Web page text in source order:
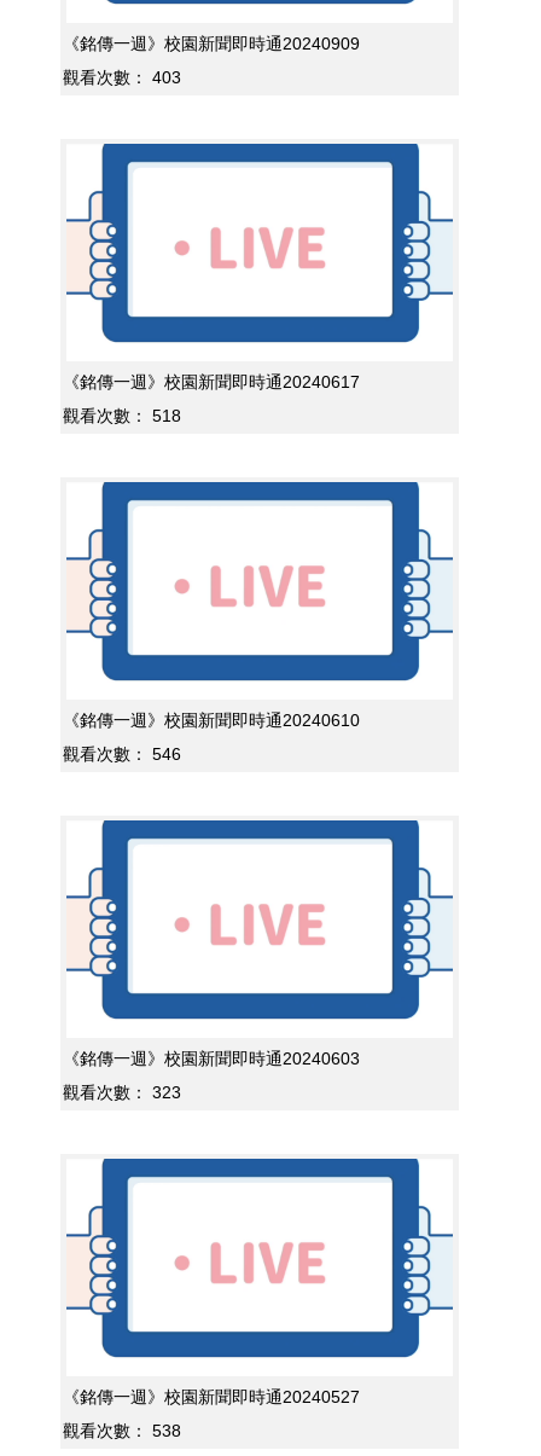
《銘傳一週》校園新聞即時通20240909
觀看次數：
403
《銘傳一週》校園新聞即時通20240617
觀看次數：
518
《銘傳一週》校園新聞即時通20240610
觀看次數：
546
《銘傳一週》校園新聞即時通20240603
觀看次數：
323
《銘傳一週》校園新聞即時通20240527
觀看次數：
538